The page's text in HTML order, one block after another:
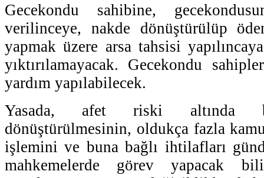
Gecekondu sahibine,
verilinceye, nakde dönüştürülüp
yapmak üzere arsa tahsisi
yıktırılamayacak. Gecekondu
yardım yapılabilecek.
Yasada, afet riski altında
dönüştürülmesinin, oldukça fazla
işlemini ve buna bağlı ihtilafları
mahkemelerde görev yapacak